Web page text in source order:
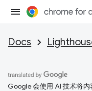
Docs
Google 会使用 AI 技术将